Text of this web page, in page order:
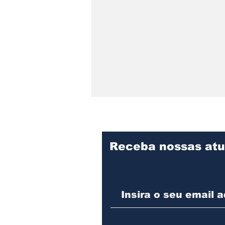
de cometer vários
furtos contra o
Receba nossas